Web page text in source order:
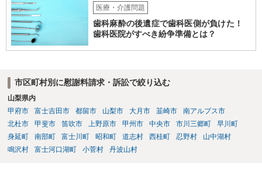
医療・介護問題
歯科麻酔の後遺症で歯科医側が負けた！
歯科医院がすべき紛争準備とは？
市区町村別に慰謝料請求・訴訟で絞り込む
山梨県内
甲府市
富士吉田市 都留市 山梨市 大月市 韮崎市
南アルプス市
北杜市
甲斐市 笛吹市 上野原市 甲州市 中央市 市川三郷町
早川町
身延町
南部町 富士川町 昭和町 道志村 西桂町 忍野村
山中湖村
鳴沢村
富士河口湖町 小菅村 丹波山村